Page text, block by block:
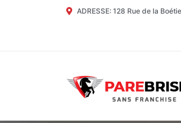
ADRESSE: 128 Rue de la